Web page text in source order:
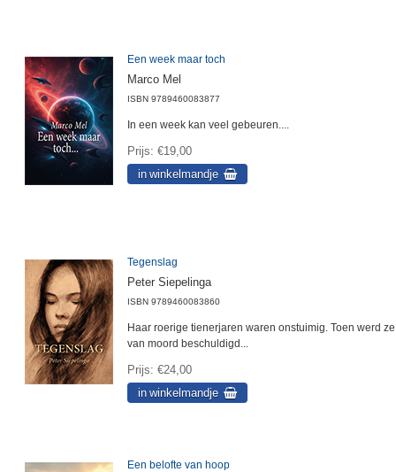
Een week maar toch
Marco Mel
ISBN 9789460083877
In een week kan veel gebeuren....
Prijs €19,00
Tegenslag
Peter Siepelinga
ISBN 9789460083860
Haar roerige tienerjaren waren onstuimig. Toen werd ze
van moord beschuldigd...
Prijs €24,00
Een belofte van hoop